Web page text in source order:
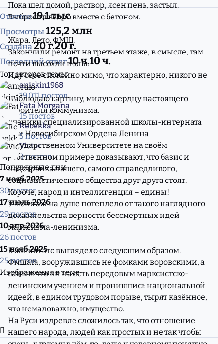
Пока шел домой, раствор, ясен пень, застыл.
Выбросил ведро вместе с бетоном.
Жара. Лето. ФМШ.
Закончили ремонт на третьем этаже, в смысле, там
почти высохли полы.
Иду себе спокойно мимо, что характерно, никого не
трогаю.
Наблюдаю картину, милую сердцу настоящего
строителя коммунизма.
Ученики специализированной школы-интерната
при Новосибирском Ордена Ленина
Государственном Университете на своём
собственном примере доказывают, что базис и
надстройка нашего, самого справедливого,
социалистического общества друг друга стоят.
Короче, народ и интеллигенция – едины!
У меня аж на душе потеплело от такого наглядного
доказательства верности бессмертных идей
марксизма-ленинизма.
В жизни это выглядело следующим образом.
Фмшата, вооружившись не фомками воровскими, а
самым что ни на есть передовым марксистско-
ленинским учением и проникшись национальной
идеей, в едином трудовом порыве, тырят казённое,
что немаловажно, имущество.
На Руси издревле сложилось так, что отношение
нашего народа, людей как простых и не так чтобы
Ответов19,1 тыс
Просмотры125,2 млн
Создана20 г.20 г.
Последний ответ10 ч.10 ч.
Топ авторов темы
aniskin1968
19 011 постов
Fata Morgana
15 постов
Rebekka
5 постов
Victor
3 постов
Популярные дни
7 нояб 2025
30 постов
17 июль 2026
29 постов
10 апр 2026
26 постов
15 нояб 2025
25 постов
Изображения в теме
Развернуть обзор темы